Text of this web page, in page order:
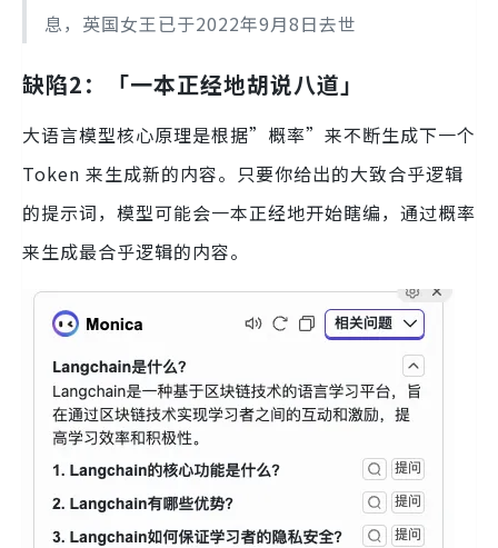
息，英国女王已于2022年9月8日去世
缺陷2：「一本正经地胡说八道」
大语言模型核心原理是根据”概率”来不断生成下一个
Token 来生成新的内容。只要你给出的大致合乎逻辑
的提示词，模型可能会一本正经地开始瞎编，通过概率
来生成最合乎逻辑的内容。